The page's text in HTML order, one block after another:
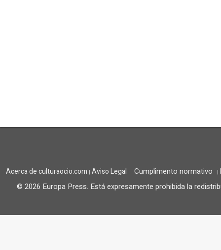
Acerca de culturaocio.com | Aviso Legal | Cumplimento normativo |
© 2026 Europa Press. Está expresamente prohibida la